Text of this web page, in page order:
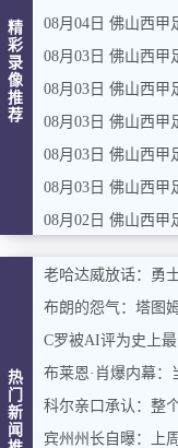
精
彩
录
像
推
荐
热
门
新
闻
老哈达威放话：勇
布朗的怨气：塔图
C罗被AI评为史上
科尔亲口承认：整